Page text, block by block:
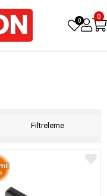
0 0
Filtreleme